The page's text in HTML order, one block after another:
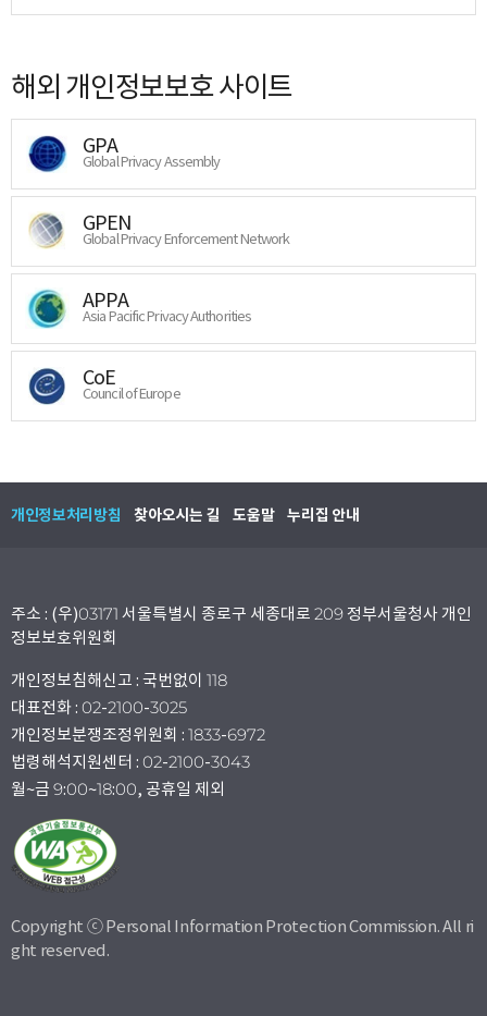
해외 개인정보보호 사이트
GPA
Global Privacy Assembly
GPEN
Global Privacy Enforcement Network
APPA
Asia Pacific Privacy Authorities
CoE
Council of Europe
개인정보처리방침 찾아오시는 길 도움말 누리집 안내
주소 : (우)03171 서울특별시 종로구 세종대로 209 정부서울청사 개인
정보보호위원회
개인정보침해신고 : 국번없이 118
대표전화 : 02-2100-3025
개인정보분쟁조정위원회 : 1833-6972
법령해석지원센터 : 02-2100-3043
월~금 9:00~18:00, 공휴일 제외
Copyright ⓒ Personal Information Protection Commission. All ri
ght reserved.